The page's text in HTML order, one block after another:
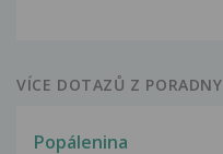
VÍCE DOTAZŮ Z PORADNY
Popálenina